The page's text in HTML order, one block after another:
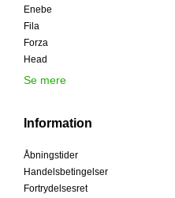
Enebe
Fila
Forza
Head
Se mere
Information
Åbningstider
Handelsbetingelser
Fortrydelsesret